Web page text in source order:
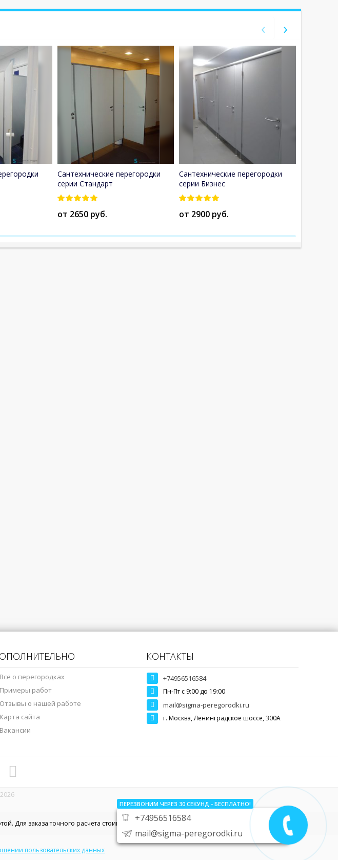
Сантехнические перегородки
серии Стандарт
от 2650 руб.
Сантехнические перегородки
серии Бизнес
от 2900 руб.
‹ ›
Всё о перегородках
Примеры работ
Отзывы о нашей работе
Карта сайта
Вакансии
КОНТАКТЫ
+74956516584
Пн-Пт c 9:00 до 19:00
mail@sigma-peregorodki.ru
г. Москва, Ленинградское шоссе, 300А
Для заказа точного расчета стоимости звоните по телефону
ПЕРЕЗВОНИМ ЧЕРЕЗ 30 СЕКУНД - БЕСПЛАТНО!
+74956516584
mail@sigma-peregorodki.ru
пользовательских данных